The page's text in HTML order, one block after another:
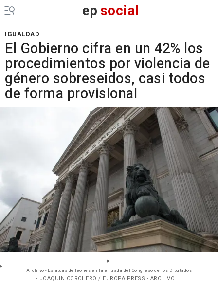
epsocial
IGUALDAD
El Gobierno cifra en un 42% los
procedimientos por violencia de
género sobreseidos, casi todos
de forma provisional
Archivo - Estatuas de leones en la entrada del Congreso de los Diputados
- JOAQUIN CORCHERO / EUROPA PRESS - ARCHIVO